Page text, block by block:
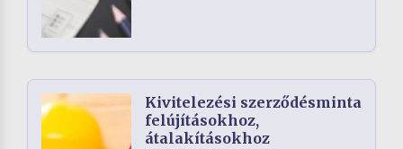
Kivitelezési szerződésminta
felújításokhoz,
átalakításokhoz